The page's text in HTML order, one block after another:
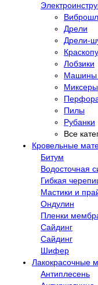
Дрели
Дрели-
Лобзики
Машины
Миксеры
Пилы
Рубанки
Все
Кровельные
Битум
Водосточная
Гибкая
Мастики и
Ондулин
Пленки
Сайдинг
Сайдинг
Шифер
Лакокрасочные
Антиплесень